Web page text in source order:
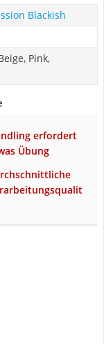
Blackish
Pink,
erfordert
Übung